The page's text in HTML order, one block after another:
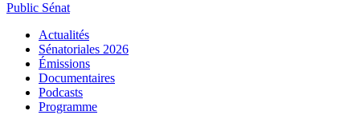
Public Sénat
Actualités
Sénatoriales 2026
Émissions
Documentaires
Podcasts
Programme